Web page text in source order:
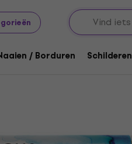
/ Borduren Schilderen
Highlighters Viltstiften